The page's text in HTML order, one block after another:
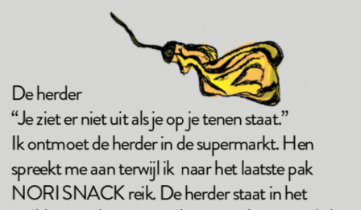
De herder
“Je ziet er niet uit als je op je tenen staat.”
Ik ontmoet de herder in de supermarkt. Hen
spreekt me aan terwijl ik  naar het laatste pak
NORI SNACK reik. De herder staat in het